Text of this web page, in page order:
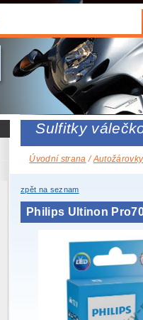
Sulfitky
Úvodní strana /Autožárovky
zpět na seznam
Philips Ultinon